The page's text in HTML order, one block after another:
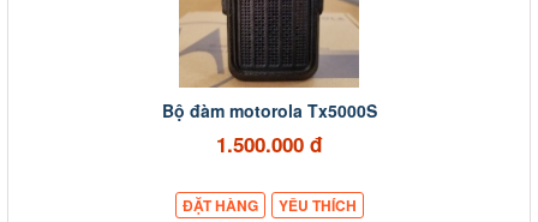
Bộ đàm motorola Tx5000S
1.500.000 đ
ĐẶT HÀNG YÊU THÍCH